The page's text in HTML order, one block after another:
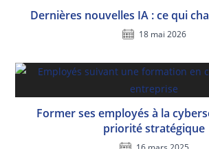
Dernières nouvelles IA : ce qui
18 mai 2026
Former ses employés à la
priorité stratégique